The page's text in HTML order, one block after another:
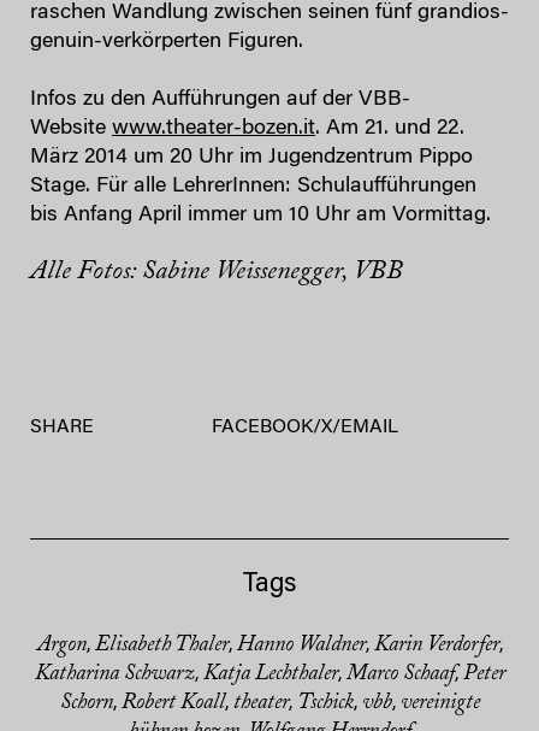
raschen Wandlung zwischen seinen fünf grandios-
genuin-verkörperten Figuren.
Infos zu den Aufführungen auf der VBB-
Website www.theater-bozen.it. Am 21. und 22.
März 2014 um 20 Uhr im Jugendzentrum Pippo
Stage. Für alle LehrerInnen: Schulaufführungen
bis Anfang April immer um 10 Uhr am Vormittag.
Alle Fotos: Sabine Weissenegger, VBB
SHARE FACEBOOK/X/EMAIL
Tags
Argon, Elisabeth Thaler, Hanno Waldner, Karin Verdorfer,
Katharina Schwarz, Katja Lechthaler, Marco Schaaf,Peter
Schorn, Robert Koall, theater, Tschick, vbb, vereinigte